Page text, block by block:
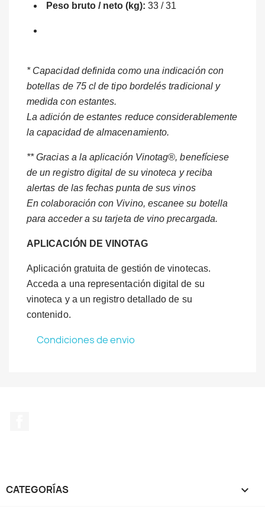
Peso bruto / neto (kg): 33 / 31
* Capacidad definida como una indicación con
botellas de 75 cl de tipo bordelés tradicional y
medida con estantes.
La adición de estantes reduce considerablemente
la capacidad de almacenamiento.
** Gracias a la aplicación Vinotag®, benefíciese
de un registro digital de su vinoteca y reciba
alertas de las fechas punta de sus vinos
En colaboración con Vivino, escanee su botella
para acceder a su tarjeta de vino precargada.
APLICACIÓN DE VINOTAG
Aplicación gratuita de gestión de vinotecas.
Acceda a una representación digital de su
vinoteca y a un registro detallado de su
contenido.
Condiciones de envio
CATEGORÍAS 